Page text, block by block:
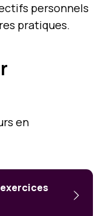
personnels
pratiques.
en